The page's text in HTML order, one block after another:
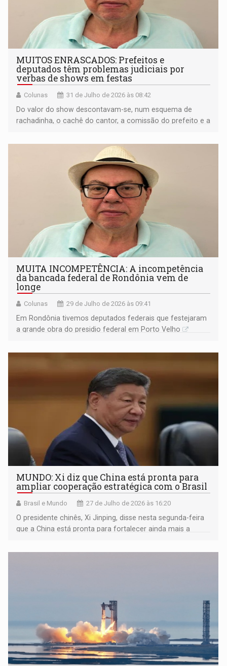
MUITOS ENRASCADOS: Prefeitos e
deputados têm problemas judiciais por
verbas de shows em festas
Colunas 31 de Julho de 2026 às 08:42
Do valor do show descontavam-se, num esquema de
rachadinha, o cachê do cantor, a comissão do prefeito e a
MUITA INCOMPETÊNCIA: A incompetência
da bancada federal de Rondônia vem de
longe
Colunas 29 de Julho de 2026 às 09:41
Em Rondônia tivemos deputados federais que festejaram
a grande obra do presidio federal em Porto Velho
MUNDO: Xi diz que China está pronta para
ampliar cooperação estratégica com o Brasil
Brasil e Mundo 27 de Julho de 2026 às 16:20
O presidente chinês, Xi Jinping, disse nesta segunda-feira
que a China está pronta para fortalecer ainda mais a
Brasil